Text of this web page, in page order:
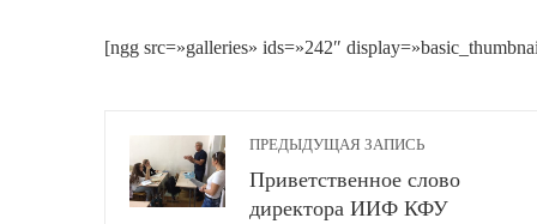
[ngg src=»galleries» ids=»242″
ПРЕДЫДУЩАЯ ЗАПИСЬ
Приветственное слово
директора ИИФ КФУ